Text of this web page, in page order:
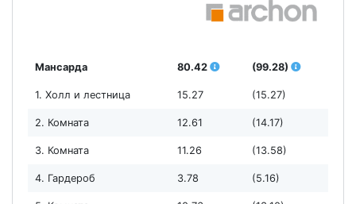
Мансарда 80.42 (99.28)
1. Холл и лестница 15.27 (15.27)
2. Комната 12.61 (14.17)
3. Комната 11.26 (13.58)
4. Гардероб 3.78 (5.16)